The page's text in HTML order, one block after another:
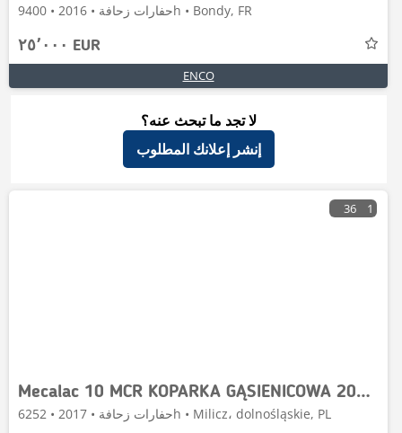
حفارات زحافة • 2016 • 9400h • Bondy, FR
٢٥٬٠٠٠ EUR
ENCO
لا تجد ما تبحث عنه؟
إنشر إعلانك المطلوب
36 1
Mecalac 10 MCR KOPARKA GĄSIENICOWA 2017R. | MECALAC 8 MCR
حفارات زحافة • 2017 • 6252h • Milicz، dolnośląskie, PL